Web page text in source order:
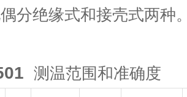
分绝缘式和接壳式两种
测温范围和准确度